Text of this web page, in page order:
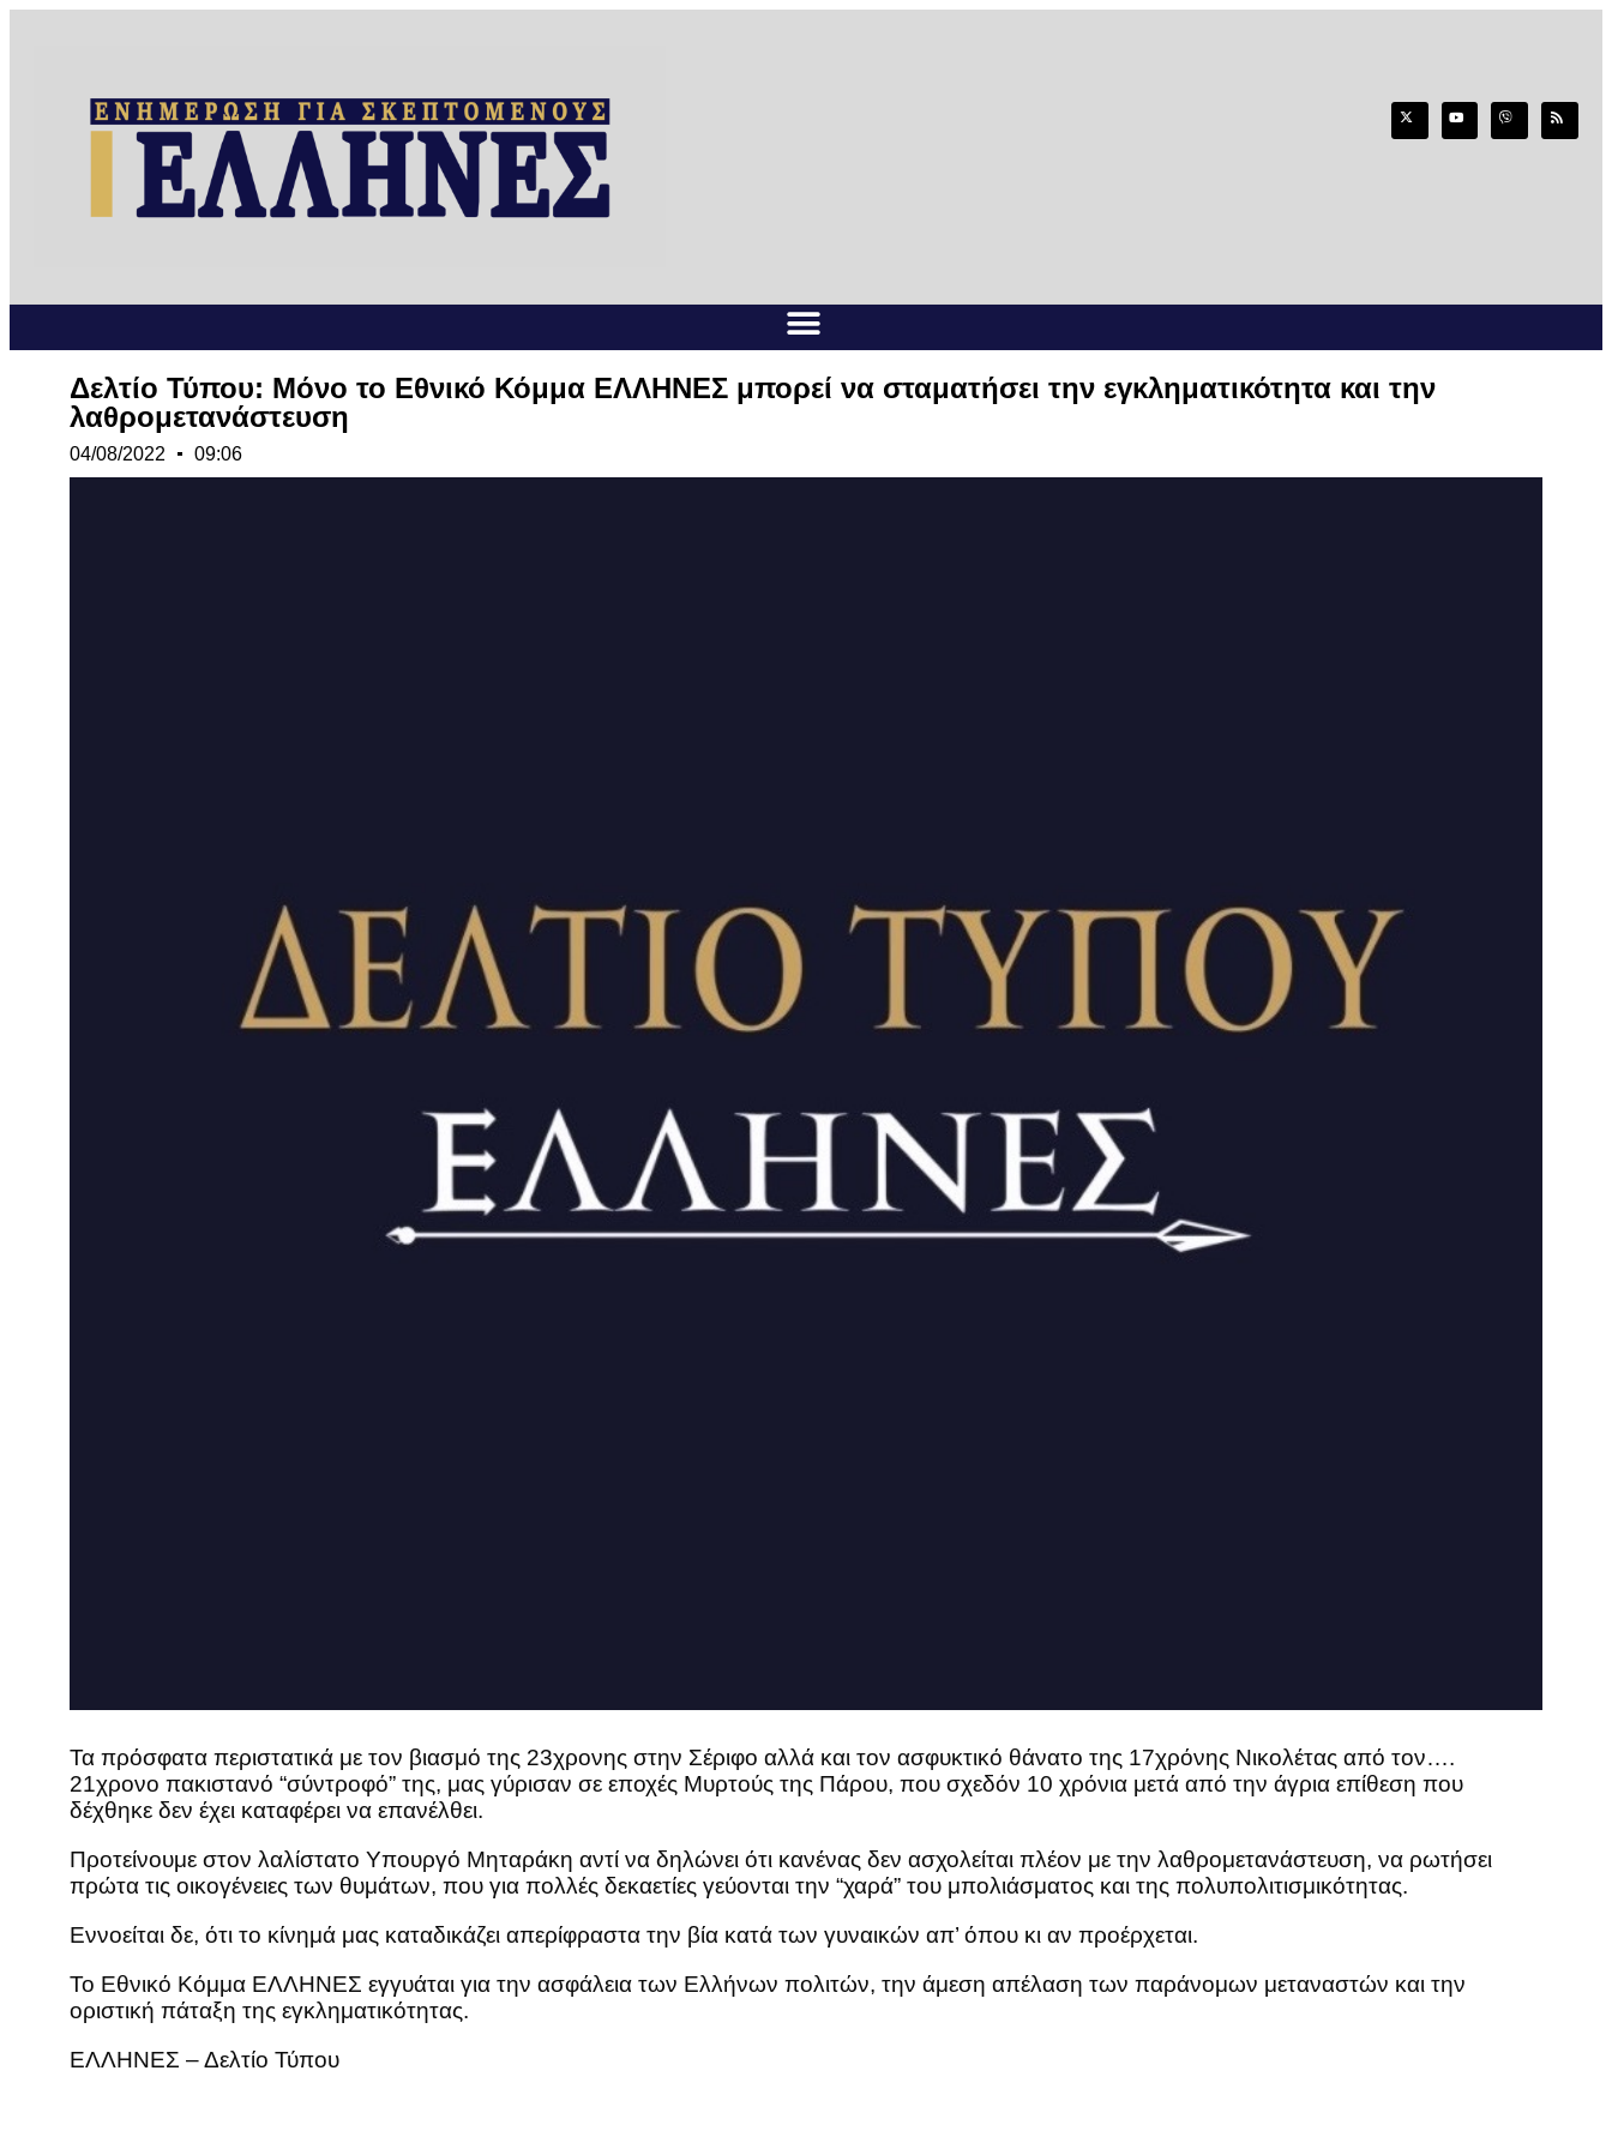
Δελτίο Τύπου: Μόνο το Εθνικό Κόμμα ΕΛΛΗΝΕΣ μπορεί να σταματήσει την εγκληματικότητα και την
λαθρομετανάστευση
04/08/2022 09:06
Τα πρόσφατα περιστατικά με τον βιασμό της 23χρονης στην Σέριφο αλλά και τον ασφυκτικό θάνατο της 17χρόνης Νικολέτας από τον….
21χρονο πακιστανό “σύντροφό” της, μας γύρισαν σε εποχές Μυρτούς της Πάρου, που σχεδόν 10 χρόνια μετά από την άγρια επίθεση που
δέχθηκε δεν έχει καταφέρει να επανέλθει.
Προτείνουμε στον λαλίστατο Υπουργό Μηταράκη αντί να δηλώνει ότι κανένας δεν ασχολείται πλέον με την λαθρομετανάστευση, να ρωτήσει
πρώτα τις οικογένειες των θυμάτων, που για πολλές δεκαετίες γεύονται την “χαρά” του μπολιάσματος και της πολυπολιτισμικότητας.
Εννοείται δε, ότι το κίνημά μας καταδικάζει απερίφραστα την βία κατά των γυναικών απ’ όπου κι αν προέρχεται.
Το Εθνικό Κόμμα ΕΛΛΗΝΕΣ εγγυάται για την ασφάλεια των Ελλήνων πολιτών, την άμεση απέλαση των παράνομων μεταναστών και την
οριστική πάταξη της εγκληματικότητας.
ΕΛΛΗΝΕΣ – Δελτίο Τύπου